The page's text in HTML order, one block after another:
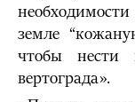
земле
чтобы нести
вертограда».